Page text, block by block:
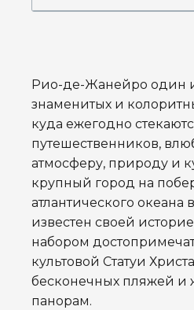
Рио-де-Жанейро один
знаменитых и
куда ежегодно
путешественников,
атмосферу, природу и
крупный город на
атлантического океана
известен своей
набором
культовой Статуи
бесконечных пляжей и
панорам.